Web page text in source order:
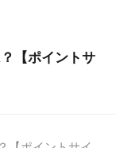
【ポイントサ